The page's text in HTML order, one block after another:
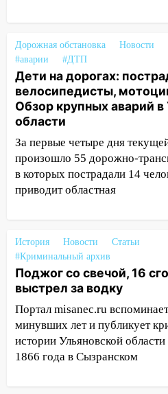
девять бункеров для
мусора
16:26 В Ульяновске
матч «Волги» под
16:12 В Ульяновском
разработают
цифровой ПЦР
15:47 Ульяновцы
за абонементы
15:34
После
прокуратуры в селах
области привели в
площадки
15:27 Прокуратура
капремонт школы в
15:08 В Кузоватово
проверки обновили
Дорожная обстановка Новости
#аварии
#ДТП
Дети на дорогах:
велосипедисты,
Обзор крупных аварий в
области
За первые четыре дня
произошло 55 дорожно-
в которых пострадали 14
приводит областная
История Новости
Статьи
#Криминальный архив
Поджог со свечой, 16
выстрел за водку
Портал misanec.ru
минувших лет и публикует
истории Ульяновской области
1866 года в Сызранском